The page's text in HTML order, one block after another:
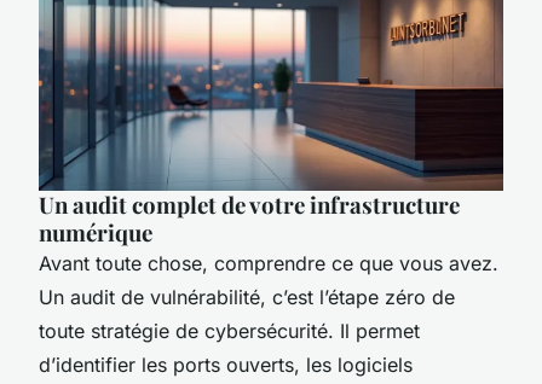
Un audit complet de votre infrastructure
numérique
Avant toute chose, comprendre ce que vous avez.
Un audit de vulnérabilité, c’est l’étape zéro de
toute stratégie de cybersécurité. Il permet
d’identifier les ports ouverts, les logiciels